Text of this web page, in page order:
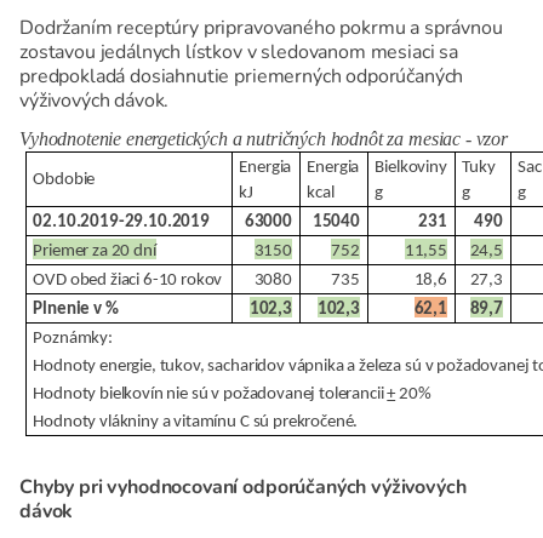
Dodržaním receptúry pripravovaného pokrmu a správnou
zostavou jedálnych lístkov v sledovanom mesiaci sa
predpokladá dosiahnutie priemerných odporúčaných
výživových dávok.
Vyhodnotenie energetických a nutričných hodnôt za mesiac - vzor
Obdobie
Energia
kJ
Energia
kcal
Bielkoviny
g
Tuky
g
g
02.10.2019-29.10.2019
63000 15040 231
490
Priemer za 20 dní
3150 752 11,55
24,5
OVD obed žiaci 6-10 rokov
3080 735 18,6
27,3
Plnenie v %
102,3 102,3 62,1
89,7
Poznámky:
Hodnoty energie, tukov, sacharidov vápnika a železa sú v požadovanej
Hodnoty bielkovín nie sú v požadovanej tolerancii+ 20%
Hodnoty vlákniny a vitamínu C sú prekročené.
Chyby pri vyhodnocovaní odporúčaných výživových
dávok